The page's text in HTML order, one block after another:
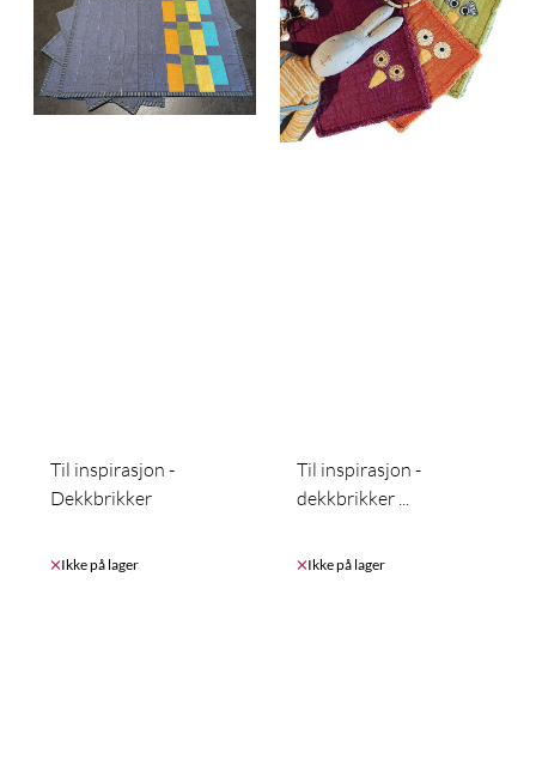
Til inspirasjon -
Dekkbrikker
Ikke på lager
Til inspirasjon -
dekkbrikker ...
Ikke på lager